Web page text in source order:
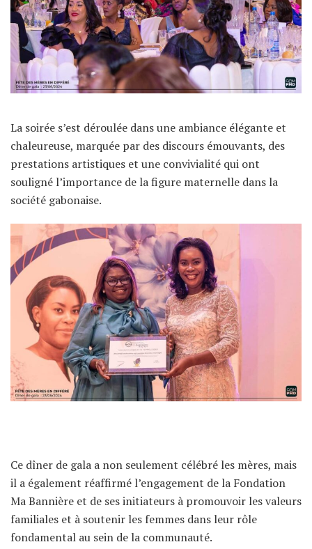
La soirée s’est déroulée dans une ambiance élégante et
chaleureuse, marquée par des discours émouvants, des
prestations artistiques et une convivialité qui ont
souligné l’importance de la figure maternelle dans la
société gabonaise.
Ce dîner de gala a non seulement célébré les mères, mais
il a également réaffirmé l’engagement de la Fondation
Ma Bannière et de ses initiateurs à promouvoir les valeurs
familiales et à soutenir les femmes dans leur rôle
fondamental au sein de la communauté.